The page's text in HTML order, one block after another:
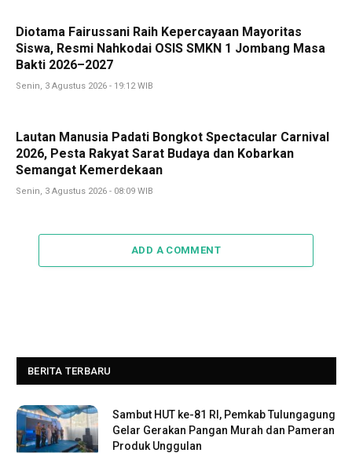
Diotama Fairussani Raih Kepercayaan Mayoritas
Siswa, Resmi Nahkodai OSIS SMKN 1 Jombang Masa
Bakti 2026–2027
Senin, 3 Agustus 2026 - 19:12 WIB
Lautan Manusia Padati Bongkot Spectacular Carnival
2026, Pesta Rakyat Sarat Budaya dan Kobarkan
Semangat Kemerdekaan
Senin, 3 Agustus 2026 - 08:09 WIB
ADD A COMMENT
BERITA TERBARU
Sambut HUT ke-81 RI, Pemkab Tulungagung
Gelar Gerakan Pangan Murah dan Pameran
Produk Unggulan